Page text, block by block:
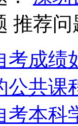
推荐问
考成绩
公共课
考本科